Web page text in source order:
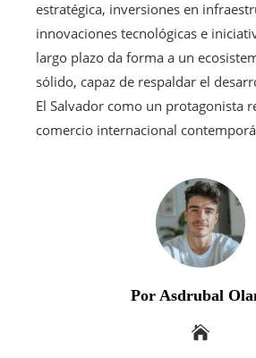
estratégica, inversiones en
innovaciones tecnológicas e
largo plazo da forma a un
sólido, capaz de respaldar el
El Salvador como un protagonista
comercio internacional
Por Asdrubal